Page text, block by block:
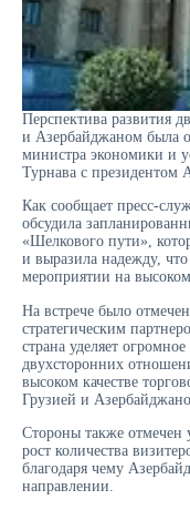
Перспектива развития
и Азербайджаном была
министра экономики и
Турнава с президентом
Как сообщает пресс-
обсудила
«Шелкового пути»,
и выразила надежду,
мероприятии на
На встрече было
стратегическим
страна уделяет
двухсторонних
высоком качестве
Грузией и
Стороны также отмечен
рост количества
благодаря чему
направлении.